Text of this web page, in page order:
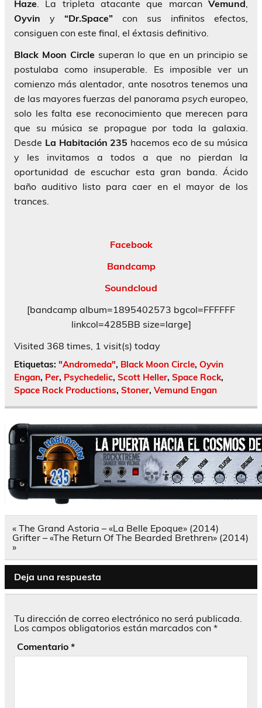
Haze . La tripleta atacante que marcan Vemund
Oyvin y “Dr.Space” con sus infinitos efectos,
consiguen con este final, el éxtasis definitivo.
Black Moon Circle superan lo que en un principio se
postulaba como insuperable. Es imposible ver un
comienzo más alentador, ante nosotros tenemos una
de las mayores fuerzas del panorama psycheuropeo,
solo les falta ese reconocimiento que merecen para
que su música se propague por toda la galaxia.
Desde La Habitación 235 hacemos eco de su música
y les invitamos a todos a que no pierdan la
oportunidad de escuchar esta gran banda. Ácido
baño auditivo listo para caer en el mayor de los
trances.
Facebook
Bandcamp
Soundcloud
[bandcamp album=1895402573 bgcol=FFFFFF
linkcol=4285BB size=large]
Visited 368 times, 1 visit(s) today
Etiquetas: "Andromeda", Black Moon Circle, Oyvin
Engan, Per, Psychedelic, Scott Heller, Space Rock,
Space Rock Productions, Stoner, Vemund Engan
Navegación
de
entradas
« The Grand Astoria – «La Belle Epoque» (2014)
Grifter – «The Return Of The Bearded Brethren» (2014)
»
Deja una respuesta
Tu dirección de correo electrónico no será publicada.
Los campos obligatorios están marcados con *
Comentario *